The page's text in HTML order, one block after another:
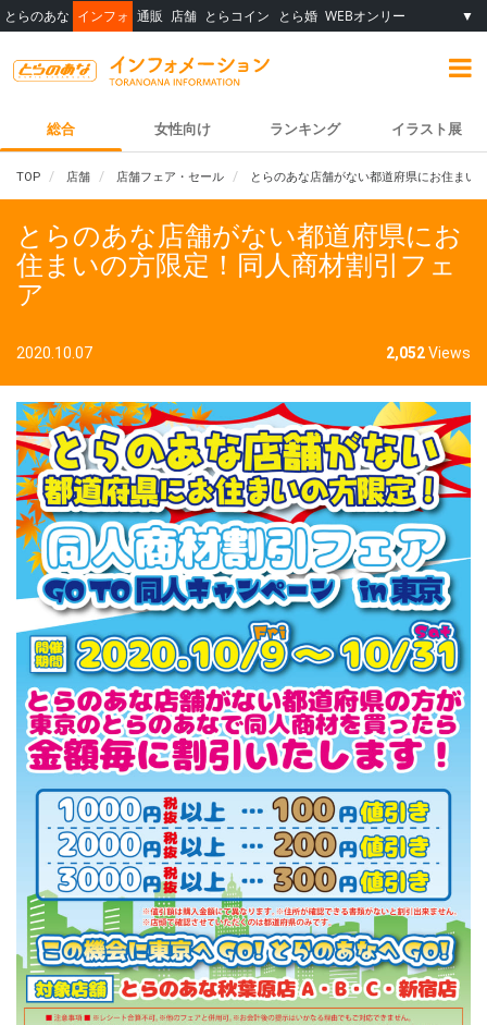
とらのあな インフォ 通販 店舗 とらコイン とら婚 WEBオンリー ▼
総合 女性向け ランキング イラスト展
TOP 店舗 店舗フェア・セール とらのあな店舗がない都道府県にお住まい
とらのあな店舗がない都道府県にお
住まいの方限定！同人商材割引フェ
ア
2020.10.07 2,052Views